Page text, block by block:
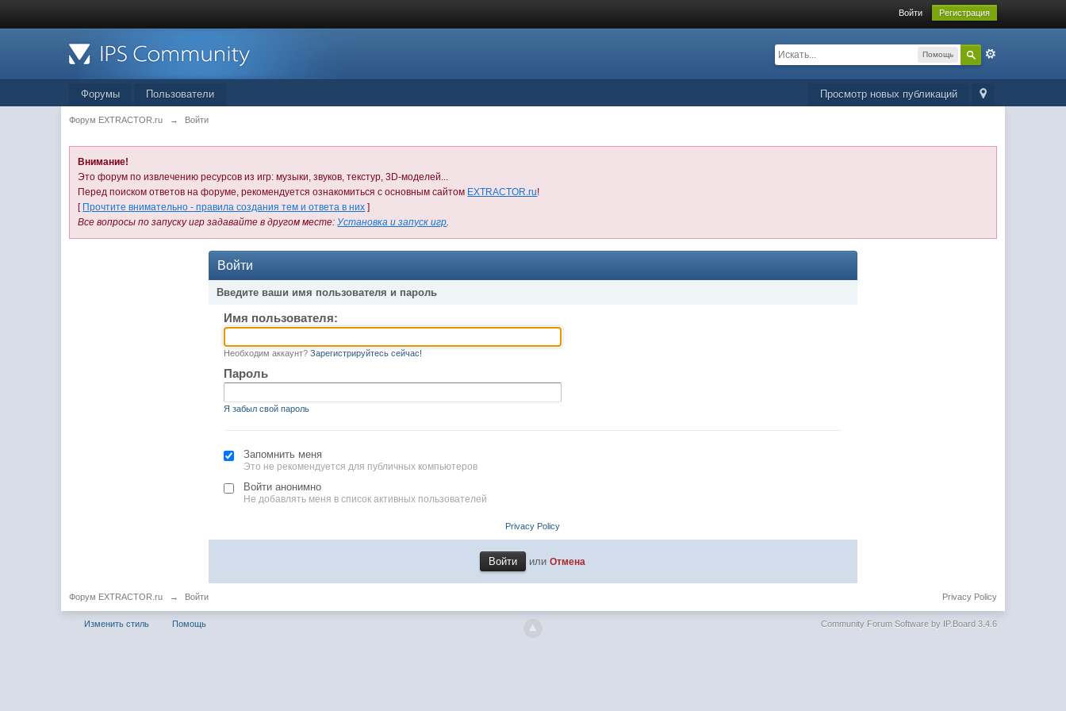
Войти Регистрация
Помощь
Просмотр новых публикаций
Форумы Пользователи
Форум EXTRACTOR.ru → Войти
Внимание!
Это форум по извлечению ресурсов из игр: музыки, звуков, текстур, 3D-моделей...
Перед поиском ответов на форуме, рекомендуется ознакомиться с основным сайтом EXTRACTOR.ru!
[ Прочтите внимательно - правила создания тем и ответа в них ]
Все вопросы по запуску игр задавайте в другом месте:Установка и запуск игр.
Войти
Введите ваши имя пользователя и пароль
Имя пользователя:
Необходим аккаунт? Зарегистрируйтесь сейчас!
Пароль
Я забыл свой пароль
Запомнить меня
Это не рекомендуется для публичных компьютеров
Войти анонимно
Не добавлять меня в список активных пользователей
Privacy Policy
илиОтмена
Форум EXTRACTOR.ru → Войти Privacy Policy
Изменить стиль Помощь Community Forum Software by IP.Board 3.4.6